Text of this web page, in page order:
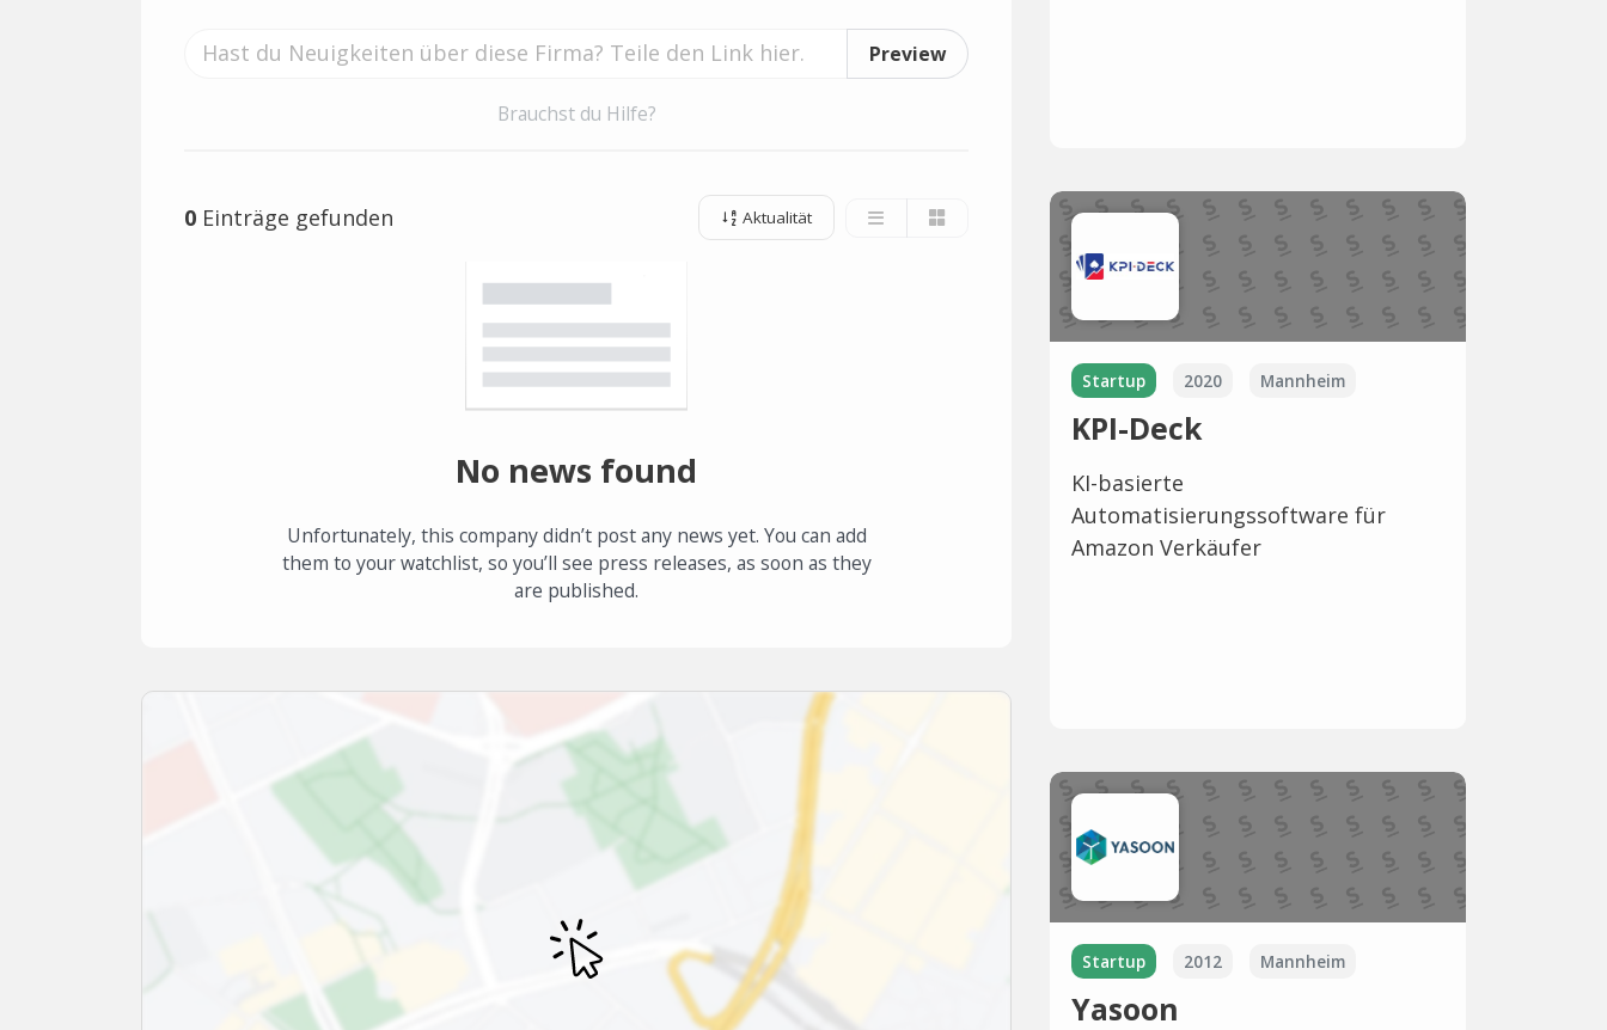
Preview
Brauchst du Hilfe?
0 Einträge gefunden Aktualität
No news found
Unfortunately, this company didn’t post any news yet. You can add
them to your watchlist, so you’ll see press releases, as soon as they
are published.
Startup 2020 Mannheim
KPI-Deck
KI-basierte
Automatisierungssoftware für
Amazon Verkäufer
Startup 2012 Mannheim
Yasoon